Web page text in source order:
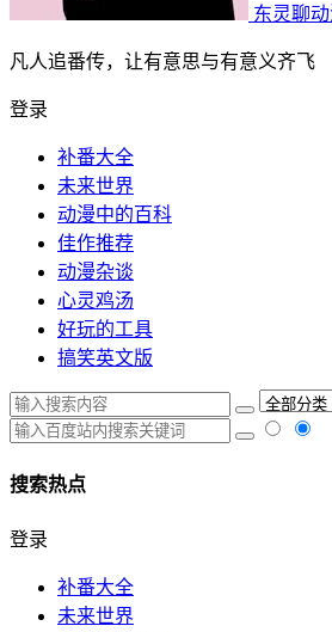
东灵聊
凡人追番传，让有意思与有意义齐飞
登录
补番大全
未来世界
动漫中的百科
佳作推荐
动漫杂谈
心灵鸡汤
好玩的工具
搞笑英文版
搜索热点
登录
补番大全
未来世界